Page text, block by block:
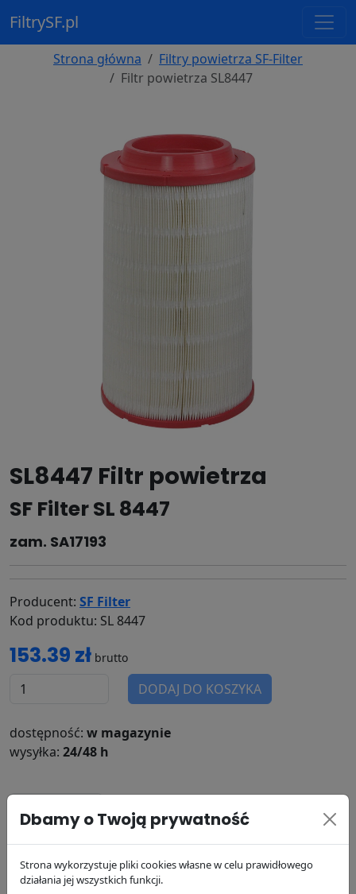
FiltrySF.pl
Strona główna
Filtry powietrza SF-Filter
Filtr powietrza SL8447
SL8447 Filtr powietrza
SF Filter SL 8447
zam. SA17193
Producent: SF Filter
Kod produktu: SL 8447
153.39 zł brutto
DODAJ DO KOSZYKA
dostępność: w magazynie
wysyłka: 24/48 h
Zamienniki Cross Reference
Zastosowanie
Dostawa i płatność
Zamienniki - Filtr powietrza SL8447
Dbamy o Twoją prywatność
Strona wykorzystuje pliki cookies własne w celu prawidłowego
działania jej wszystkich funkcji.